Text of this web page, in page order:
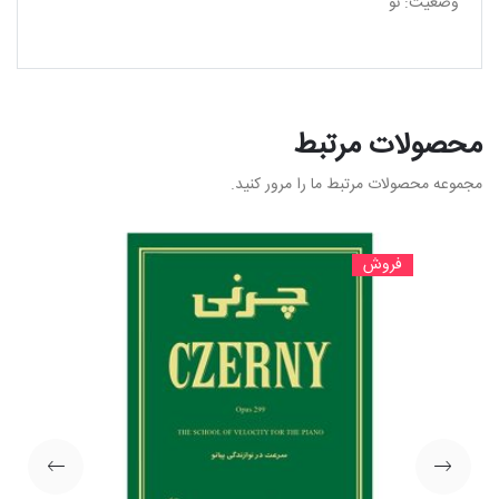
محصولات مرتبط
مجموعه محصولات مرتبط ما را مرور کنید.
فروش